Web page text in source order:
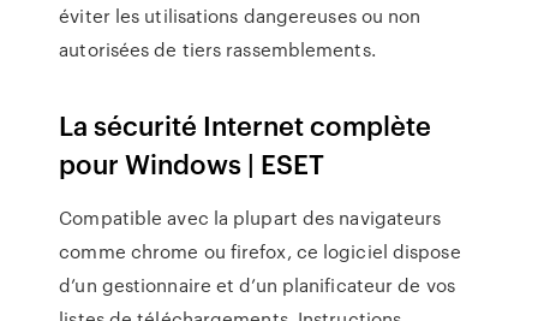
éviter les utilisations dangereuses ou non
autorisées de tiers rassemblements.
La sécurité Internet complète
pour Windows | ESET
Compatible avec la plupart des navigateurs
comme chrome ou firefox, ce logiciel dispose
d’un gestionnaire et d’un planificateur de vos